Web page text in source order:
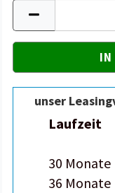
unser
Laufzeit
30 Monate
36 Monate